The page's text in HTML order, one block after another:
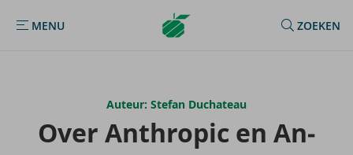
MENU
MENU
Argenta
Homepage
ZOEKEN
Auteur: Stefan Duchateau
Over An­thro­pic en An­